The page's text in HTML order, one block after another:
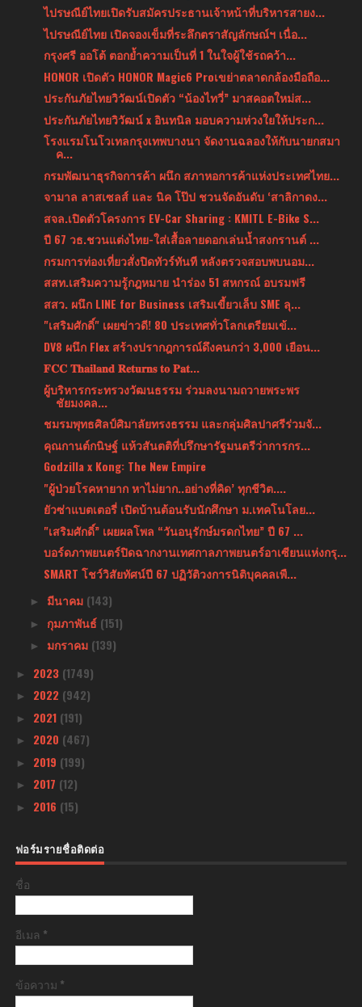
ไปรษณีย์ไทยเปิดรับสมัครประธานเจ้าหน้าที่บริหารสายง...
ไปรษณีย์ไทย เปิดจองเข็มที่ระลึกตราสัญลักษณ์ฯ เนื่อ...
กรุงศรี ออโต้ ตอกย้ำความเป็นที่ 1 ในใจผู้ใช้รถคว้า...
HONOR เปิดตัว HONOR Magic6 Proเขย่าตลาดกล้องมือถือ...
ประกันภัยไทยวิวัฒน์เปิดตัว “น้องไทวี่” มาสคอตใหม่ส...
ประกันภัยไทยวิวัฒน์ x อินทนิล มอบความห่วงใยให้ประก...
โรงแรมโนโวเทลกรุงเทพบางนา จัดงานฉลองให้กับนายกสมา
ค...
กรมพัฒนาธุรกิจการค้า ผนึก สภาหอการค้าแห่งประเทศไทย...
จามาล ลาสเซลส์ และ นิค โป๊ป ชวนจัดอันดับ ‘สาลิกาดง...
สจล.เปิดตัวโครงการ EV-Car Sharing : KMITL E-Bike S...
ปี 67 วธ.ชวนแต่งไทย-ใส่เสื้อลายดอกเล่นน้ำสงกรานต์ ...
กรมการท่องเที่ยวสั่งปิดทัวร์ทันที หลังตรวจสอบพบนอม...
สสท.เสริมความรู้กฎหมาย นำร่อง 51 สหกรณ์ อบรมฟรี
สสว. ผนึก LINE for Business เสริมเขี้ยวเล็บ SME ลุ...
"เสริมศักดิ์" เผยข่าวดี! 80 ประเทศทั่วโลกเตรียมเข้...
DV8 ผนึก Flex สร้างปรากฎการณ์ดึงคนกว่า 3,000 เยือน...
𝐅𝐂𝐂 𝐓𝐡𝐚𝐢𝐥𝐚𝐧𝐝 𝐑𝐞𝐭𝐮𝐫𝐧𝐬 𝐭𝐨 𝐏𝐚𝐭...
ผู้บริหารกระทรวงวัฒนธรรม ร่วมลงนามถวายพระพร
ชัยมงคล...
ชมรมพุทธศิลป์ศิมาลัยทรงธรรม และกลุ่มศิลปาศรีร่วมจั...
คุณกานต์กนิษฐ์ แห้วสันตติที่ปรึกษารัฐมนตรีว่าการกร...
Godzilla x Kong: The New Empire
"ผู้ป่วยโรคหายาก หาไม่ยาก..อย่างที่คิด’ ทุกชีวิต....
ยัวซ่าแบตเตอรี่ เปิดบ้านต้อนรับนักศึกษา ม.เทคโนโลย...
"เสริมศักดิ์” เผยผลโพล “วันอนุรักษ์มรดกไทย” ปี 67 ...
บอร์ดภาพยนตร์ปิดฉากงานเทศกาลภาพยนตร์อาเซียนแห่งกรุ...
SMART โชว์วิสัยทัศน์ปี 67 ปฏิวัติวงการนิติบุคคลเพื...
► มีนาคม (143)
► กุมภาพันธ์ (151)
► มกราคม (139)
► 2023 (1749)
► 2022 (942)
► 2021 (191)
► 2020 (467)
► 2019 (199)
► 2017 (12)
► 2016 (15)
ฟอร์มรายชื่อติดต่อ
ชื่อ
อีเมล *
ข้อความ *